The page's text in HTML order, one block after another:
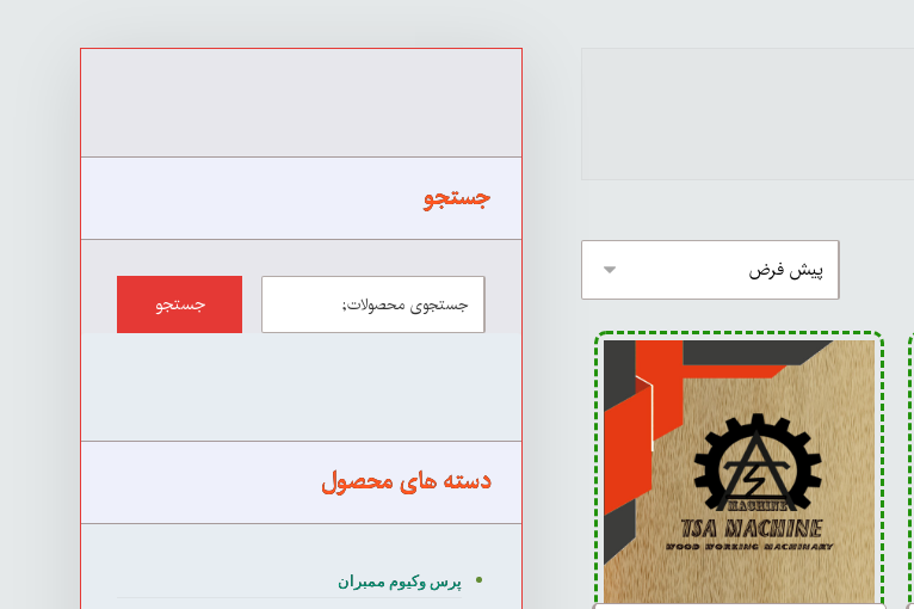
جستجو
جستجو
دسته های محصول
پرس وکیوم ممبران